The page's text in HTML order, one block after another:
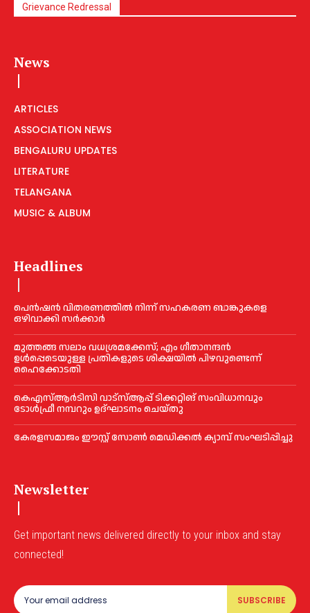
Grievance Redressal
News
ARTICLES
ASSOCIATION NEWS
BENGALURU UPDATES
LITERATURE
TELANGANA
MUSIC & ALBUM
Headlines
പെൻഷൻ വിതരണത്തില്‍ നിന്ന് സഹകരണ ബാങ്കുകളെ
ഒഴിവാക്കി സര്‍ക്കാര്‍
മുത്തങ്ങ സലാം വധശ്രമക്കേസ്; എം ഗീതാനന്ദൻ
ഉള്‍പ്പെടെയുള്ള പ്രതികളുടെ ശിക്ഷയില്‍ പിഴവുണ്ടെന്ന്
ഹൈക്കോടതി
കെഎസ്‌ആര്‍ടിസി വാട്‌സ്‌ആപ്പ് ടിക്കറ്റിങ് സംവിധാനവും
ടോള്‍ഫ്രീ നമ്പറും ഉദ്ഘാടനം ചെയ്തു
കേരളസമാജം ഈസ്റ്റ് സോണ്‍ മെഡിക്കൽ ക്യാമ്പ് സംഘടിപ്പിച്ചു
Newsletter
Get important news delivered directly to your inbox and stay
connected!
SUBSCRIBE